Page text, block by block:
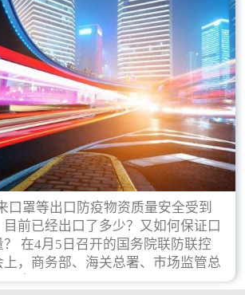
根本原因。
口罩等出口防疫物资质量安全受到
前已经出口了多少？又如何保证口
在4月5日召开的国务院联防联控
，商务部、海关总署、市场监管总
回应。